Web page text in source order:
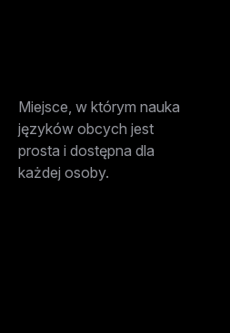
Miejsce, w którym nauka
języków obcych jest
prosta i dostępna dla
każdej osoby.